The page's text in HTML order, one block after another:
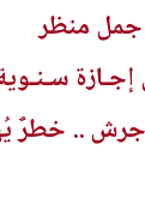
منظر
إجـازة
.. خطرٌ